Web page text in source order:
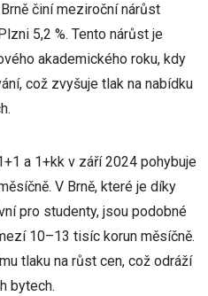
činí meziroční nárůst
5,2 %. Tento nárůst je
akademického roku, kdy
což zvyšuje tlak na nabídku
a 1+kk v září 2024 pohybuje
V Brně, které je díky
pro studenty, jsou podobné
10–13 tisíc korun měsíčně.
tlaku na růst cen, což odráží
bytech.